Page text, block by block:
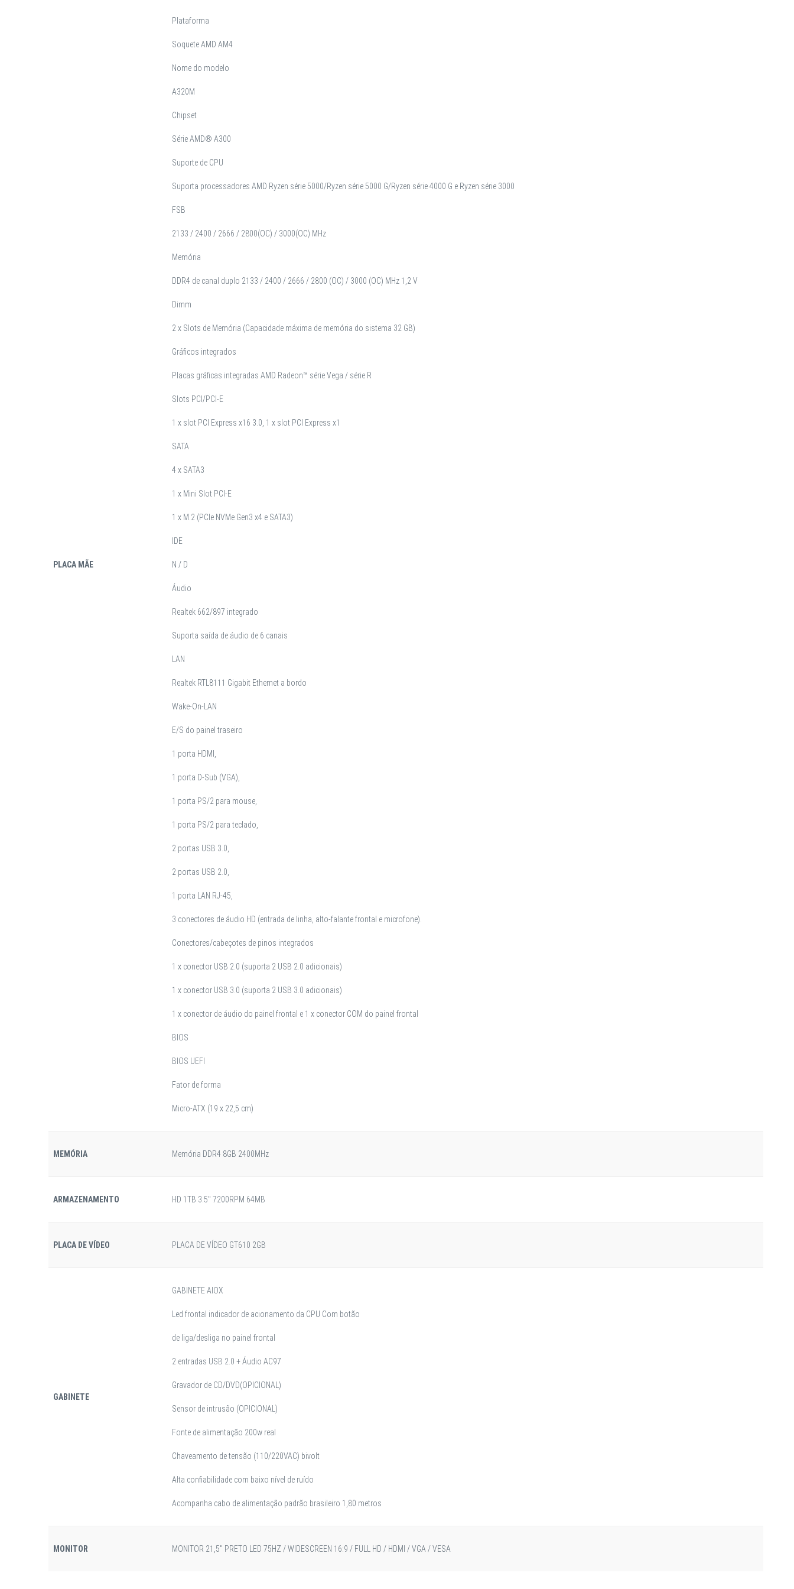
PLACA MÃE
Plataforma
Soquete AMD AM4
Nome do modelo
A320M
Chipset
Série AMD® A300
Suporte de CPU
Suporta processadores AMD Ryzen série 5000/Ryzen série 5000 G/Ryzen série 4000 G e Ryzen série 3000
FSB
2133 / 2400 / 2666 / 2800(OC) / 3000(OC) MHz
Memória
DDR4 de canal duplo 2133 / 2400 / 2666 / 2800 (OC) / 3000 (OC) MHz 1,2 V
Dimm
2 x Slots de Memória (Capacidade máxima de memória do sistema 32 GB)
Gráficos integrados
Placas gráficas integradas AMD Radeon™ série Vega / série R
Slots PCI/PCI-E
1 x slot PCI Express x16 3.0, 1 x slot PCI Express x1
SATA
4 x SATA3
1 x Mini Slot PCI-E
1 x M.2 (PCIe NVMe Gen3 x4 e SATA3)
IDE
N / D
Áudio
Realtek 662/897 integrado
Suporta saída de áudio de 6 canais
LAN
Realtek RTL8111 Gigabit Ethernet a bordo
Wake-On-LAN
E/S do painel traseiro
1 porta HDMI,
1 porta D-Sub (VGA),
1 porta PS/2 para mouse,
1 porta PS/2 para teclado,
2 portas USB 3.0,
2 portas USB 2.0,
1 porta LAN RJ-45,
3 conectores de áudio HD (entrada de linha, alto-falante frontal e microfone).
Conectores/cabeçotes de pinos integrados
1 x conector USB 2.0 (suporta 2 USB 2.0 adicionais)
1 x conector USB 3.0 (suporta 2 USB 3.0 adicionais)
1 x conector de áudio do painel frontal e 1 x conector COM do painel frontal
BIOS
BIOS UEFI
Fator de forma
Micro-ATX (19 x 22,5 cm)
MEMÓRIA Memória DDR4 8GB 2400MHz
ARMAZENAMENTO HD 1TB 3.5" 7200RPM 64MB
PLACA DE VÍDEO PLACA DE VÍDEO GT610 2GB
GABINETE
GABINETE AIOX
Led frontal indicador de acionamento da CPU Com botão
de liga/desliga no painel frontal
2 entradas USB 2.0 + Áudio AC97
Gravador de CD/DVD(OPICIONAL)
Sensor de intrusão (OPICIONAL)
Fonte de alimentação 200w real
Chaveamento de tensão (110/220VAC) bivolt
Alta confiabilidade com baixo nível de ruído
Acompanha cabo de alimentação padrão brasileiro 1,80 metros
MONITOR MONITOR 21,5" PRETO LED 75HZ / WIDESCREEN 16:9 / FULL HD / HDMI / VGA / VESA